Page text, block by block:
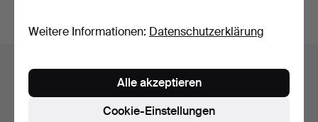
Navigation
Hilfe und Kontakt
Kontakt mit dem Support aufnehmen
Weitere Informationen: Datenschutzerklärung
Cookie-Einstellungen
Alle akzeptieren